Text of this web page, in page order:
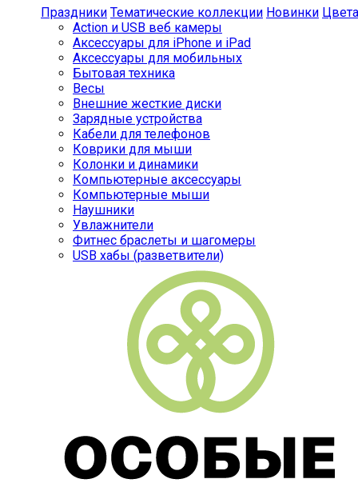
Праздники Тематические коллекции Новинки Цвета
Action и USB веб камеры
Аксессуары для iPhone и iPad
Аксессуары для мобильных
Бытовая техника
Весы
Внешние жесткие диски
Зарядные устройства
Кабели для телефонов
Коврики для мыши
Колонки и динамики
Компьютерные аксессуары
Компьютерные мыши
Наушники
Увлажнители
Фитнес браслеты и шагомеры
USB хабы (разветвители)